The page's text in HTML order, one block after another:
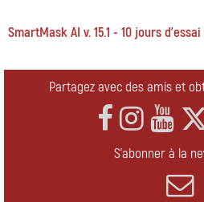
SmartMask AI v. 15.1 - 10 jours d'essai
Partagez avec des amis et
S'abonner à la